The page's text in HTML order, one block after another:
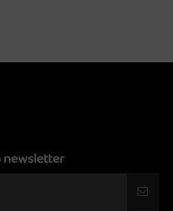
newsletter